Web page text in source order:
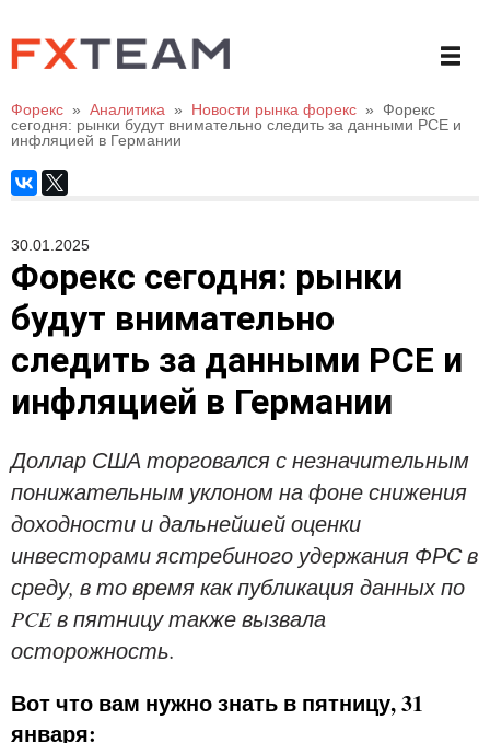
Форекс » Аналитика » Новости рынка форекс » Форекс
сегодня: рынки будут внимательно следить за данными PCE и
инфляцией в Германии
30.01.2025
Форекс сегодня: рынки
будут внимательно
следить за данными PCE и
инфляцией в Германии
Доллар США торговался с незначительным
понижательным уклоном на фоне снижения
доходности и дальнейшей оценки
инвесторами ястребиного удержания ФРС в
среду, в то время как публикация данных по
PCE в пятницу также вызвала
осторожность.
Вот что вам нужно знать в пятницу, 31
января: